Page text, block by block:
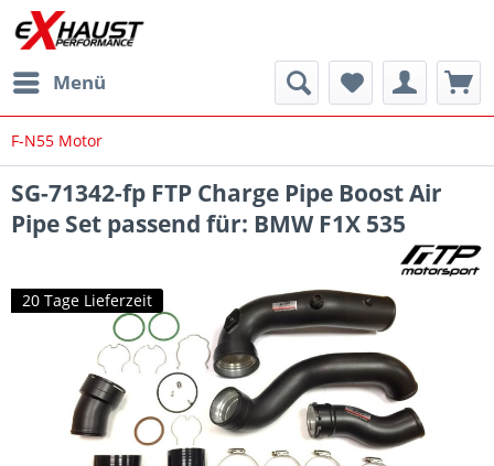
Menü
F-N55 Motor
SG-71342-fp FTP Charge Pipe Boost Air
Pipe Set passend für: BMW F1X 535
20 Tage Lieferzeit